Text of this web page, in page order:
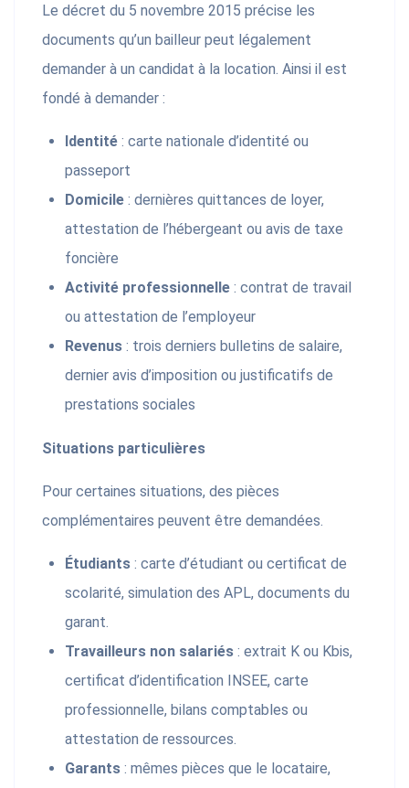
Le décret du 5 novembre 2015 précise les
documents qu’un bailleur peut légalement
demander à un candidat à la location. Ainsi il est
fondé à demander :
Identité : carte nationale d’identité ou
passeport
Domicile : dernières quittances de loyer,
attestation de l’hébergeant ou avis de taxe
foncière
Activité professionnelle : contrat de travail
ou attestation de l’employeur
Revenus : trois derniers bulletins de salaire,
dernier avis d’imposition ou justificatifs de
prestations sociales
Situations particulières
Pour certaines situations, des pièces
complémentaires peuvent être demandées.
Étudiants : carte d’étudiant ou certificat de
scolarité, simulation des APL, documents du
garant.
Travailleurs non salariés : extrait K ou Kbis,
certificat d’identification INSEE, carte
professionnelle, bilans comptables ou
attestation de ressources.
Garants : mêmes pièces que le locataire,